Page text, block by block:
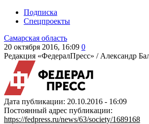
Подписка
Спецпроекты
Самарская область
20 октября 2016, 16:09 0
Редакция «ФедералПресс» / Александр
Дата публикации: 20.10.2016 - 16:09
Постоянный адрес публикации:
https://fedpress.ru/news/63/society/1689168